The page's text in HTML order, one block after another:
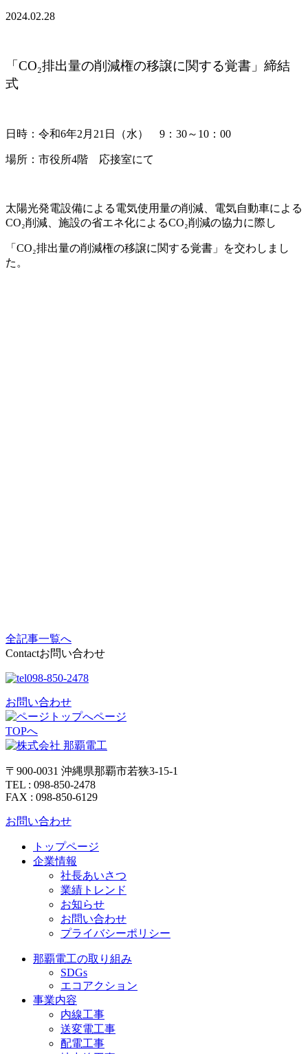
2024.02.28
「CO₂排出量の削減権の移譲に関する覚書」締結
式
日時：令和6年2月21日（水） 9：30～10：00
場所：市役所4階 応接室にて
太陽光発電設備による電気使用量の削減、電気自動車による
CO₂削減、施設の省エネ化によるCO₂削減の協力に際し
「CO₂排出量の削減権の移譲に関する覚書」を交わしまし
た。
全記事一覧へ
Contactお問い合わせ
098-850-2478
お問い合わせ
ページ
TOPへ
〒900-0031 沖縄県那覇市若狭3-15-1
TEL : 098-850-2478
FAX : 098-850-6129
お問い合わせ
トップページ
企業情報
社長あいさつ
業績トレンド
お知らせ
お問い合わせ
プライバシーポリシー
那覇電工の取り組み
SDGs
エコアクション
事業内容
内線工事
送変電工事
配電工事